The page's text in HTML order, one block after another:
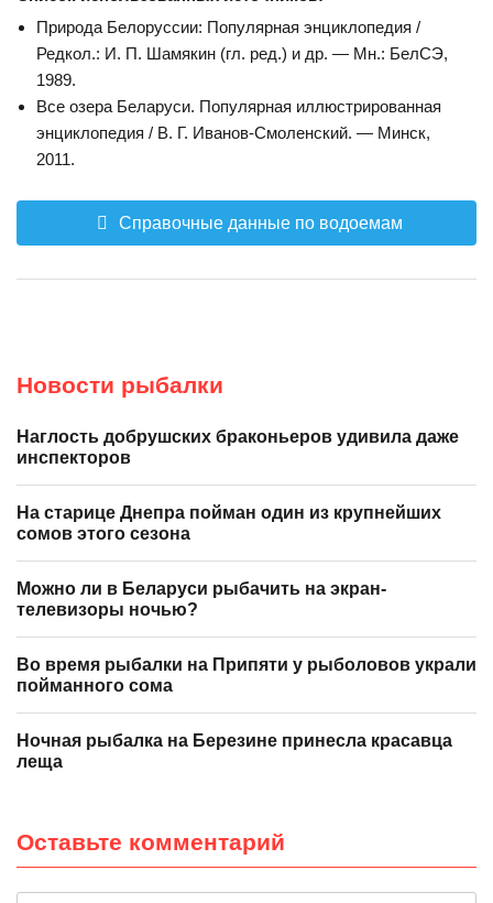
Природа Белоруссии: Популярная энциклопедия /
Редкол.: И. П. Шамякин (гл. ред.) и др. — Мн.: БелСЭ,
1989.
Все озера Беларуси. Популярная иллюстрированная
энциклопедия / В. Г. Иванов-Смоленский. — Минск,
2011.
Справочные данные по водоемам
Новости рыбалки
Наглость добрушских браконьеров удивила даже
инспекторов
На старице Днепра пойман один из крупнейших
сомов этого сезона
Можно ли в Беларуси рыбачить на экран-
телевизоры ночью?
Во время рыбалки на Припяти у рыболовов украли
пойманного сома
Ночная рыбалка на Березине принесла красавца
леща
Оставьте комментарий